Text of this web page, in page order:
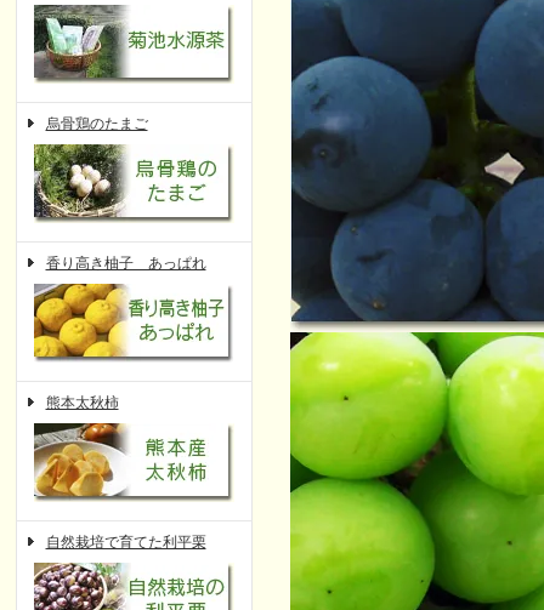
烏骨鶏のたまご
香り高き柚子 あっぱれ
熊本太秋柿
自然栽培で育てた利平栗